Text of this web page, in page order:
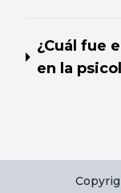
¿Cuál fue
en la